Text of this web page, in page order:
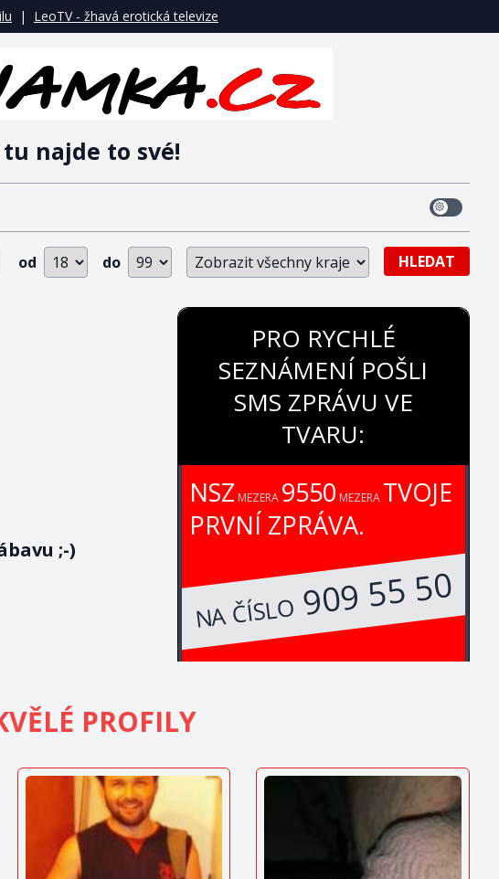
| LeoTV - žhavá erotická televize
najde to své!
od do HLEDAT
;-)
PRO RYCHLÉ
SEZNÁMENÍ POŠLI
SMS ZPRÁVU VE
TVARU:
NSZ MEZERA 9550 MEZERA TVOJE
PRVNÍ ZPRÁVA.
NA ČÍSLO909 55 50
PROFILY
ZOBRAZIT
ZOBRAZIT